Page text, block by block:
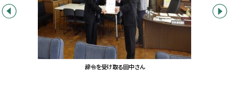
前へ
辞令を受け取る田中さん
次へ